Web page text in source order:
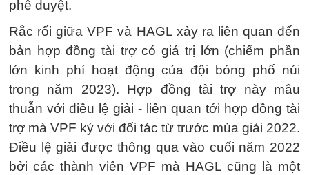
phê duyệt.
Rắc rối giữa VPF và HAGL xảy ra liên quan đến
bản hợp đồng tài trợ có giá trị lớn (chiếm phần
lớn kinh phí hoạt động của đội bóng phố núi
trong năm 2023). Hợp đồng tài trợ này mâu
thuẫn với điều lệ giải - liên quan tới hợp đồng tài
trợ mà VPF ký với đối tác từ trước mùa giải 2022.
Điều lệ giải được thông qua vào cuối năm 2022
bởi các thành viên VPF mà HAGL cũng là một